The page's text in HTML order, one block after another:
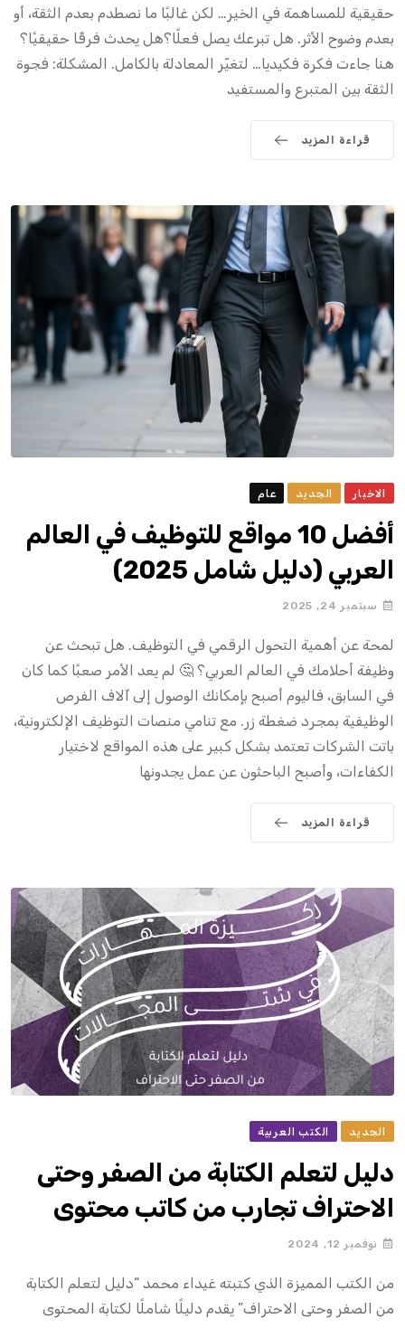
حقيقية للمساهمة في الخير… لكن غالبًا ما نصطدم بعدم الثقة، أو
بعدم وضوح الأثر. هل تبرعك يصل فعلًا؟هل يحدث فرقًا حقيقيًا؟
هنا جاءت فكرة فكيديا… لتغيّر المعادلة بالكامل. المشكلة: فجوة
الثقة بين المتبرع والمستفيد
قراءة المزيد
الاخبار الجديد عام
أفضل 10 مواقع للتوظيف في العالم
العربي (دليل شامل 2025)
سبتمبر 24, 2025
لمحة عن أهمية التحول الرقمي في التوظيف. هل تبحث عن
وظيفة أحلامك في العالم العربي؟ 🤔 لم يعد الأمر صعبًا كما كان
في السابق، فاليوم أصبح بإمكانك الوصول إلى آلاف الفرص
الوظيفية بمجرد ضغطة زر. مع تنامي منصات التوظيف الإلكترونية،
باتت الشركات تعتمد بشكل كبير على هذه المواقع لاختيار
الكفاءات، وأصبح الباحثون عن عمل يجدونها
قراءة المزيد
الجديد الكتب العربية
دليل لتعلم الكتابة من الصفر وحتى
الاحتراف تجارب من كاتب محتوى
نوفمبر 12, 2024
من الكتب المميزة الذي كتبته غيداء محمد “دليل لتعلم الكتابة
من الصفر وحتى الاحتراف” يقدم دليلًا شاملًا لكتابة المحتوى